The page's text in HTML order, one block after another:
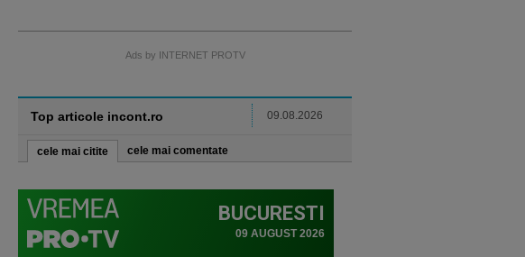
Ads by INTERNET PROTV
Top articole incont.ro 09.08.2026
cele mai citite cele mai comentate